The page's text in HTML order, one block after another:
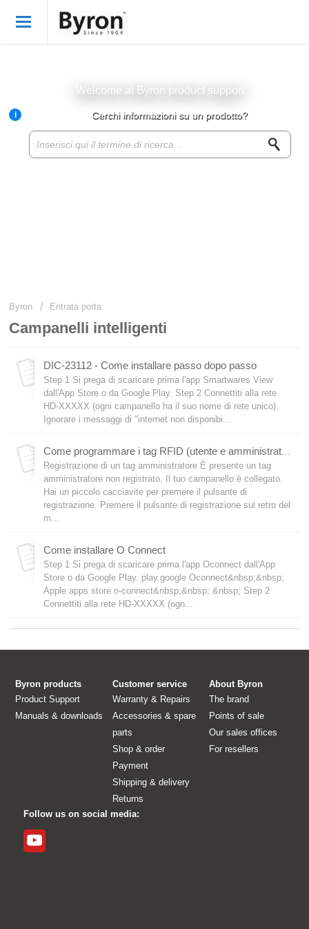
Byron Products
Product knowledge base
Welcome at Byron product support
Cerchi informazioni su un prodotto?
i
Byron Entrata porta
Campanelli intelligenti
DIC-23112 - Come installare passo dopo passo
Step 1 Si prega di scaricare prima l'app Smartwares View
dall'App Store o da Google Play. Step 2 Connettiti alla rete
HD-XXXXX (ogni campanello ha il suo nome di rete unico).
Ignorare i messaggi di "internet non disponibi...
Registrazione di un tag amministratore È presente un tag
amministratore non registrato. Il tuo campanello è collegato.
Hai un piccolo cacciavite per premere il pulsante di
registrazione. Premere il pulsante di registrazione sul retro del
m...
Come installare O Connect
Step 1 Si prega di scaricare prima l'app Oconnect dall'App
Store o da Google Play. play.google Oconnect&nbsp;&nbsp;
Apple apps store o-connect&nbsp;&nbsp; &nbsp; Step 2
Connettiti alla rete HD-XXXXX (ogn...
Byron products
Product Support
Manuals & downloads
Customer service
Warranty & Repairs
Accessories & spare
parts
Shop & order
Payment
Shipping & delivery
Returns
About Byron
The brand
Points of sale
Our sales offices
For resellers
Follow us on social media: